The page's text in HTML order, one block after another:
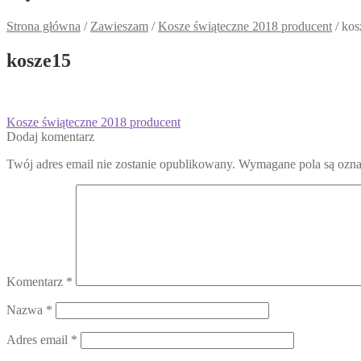
Strona główna / Zawieszam /Kosze świąteczne 2018 producent /
kosze15
Nawigacja
wpisu
Poprzedni
wpis:
Kosze świąteczne 2018 producent
Dodaj komentarz
Twój adres email nie zostanie opublikowany. Wymagane pola są
Komentarz *
Nazwa *
Adres email *